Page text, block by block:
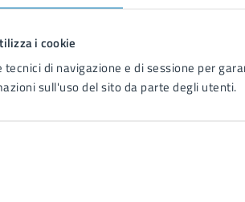
i cookie
tecnici di navigazione e di sessione per
sull'uso del sito da parte degli utenti.
di accessibilità
del sito